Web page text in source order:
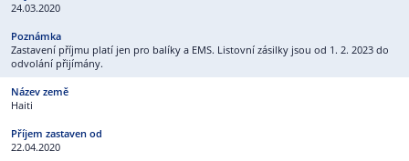
24.03.2020
Zastavení příjmu platí jen pro balíky a EMS. Listovní zásilky jsou od 1. 2. 2023 do
odvolání přijímány.
Haiti
22.04.2020